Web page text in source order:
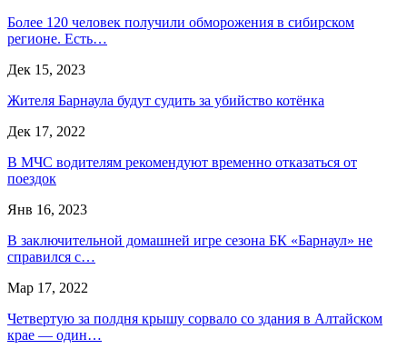
Более 120 человек получили обморожения в сибирском
регионе. Есть…
Дек 15, 2023
Жителя Барнаула будут судить за убийство котёнка
Дек 17, 2022
В МЧС водителям рекомендуют временно отказаться от
поездок
Янв 16, 2023
В заключительной домашней игре сезона БК «Барнаул» не
справился с…
Мар 17, 2022
Четвертую за полдня крышу сорвало со здания в Алтайском
крае — один…